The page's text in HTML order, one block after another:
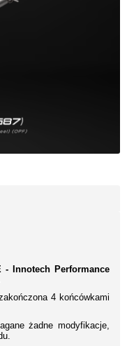
- Innotech Performance
4 końcówkami
żadne modyfikacje,